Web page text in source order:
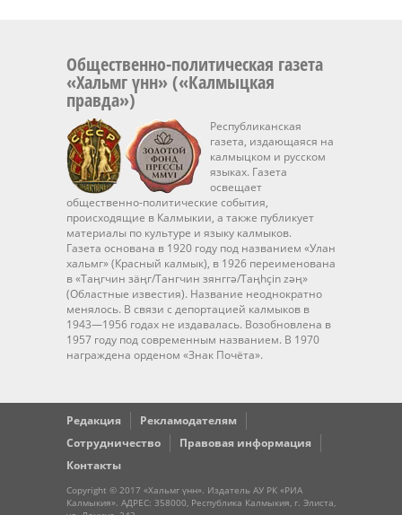
Общественно-политическая газета
«Хальмг үнн» («Калмыцкая
правда»)
Республиканская
газета, издающаяся на
калмыцком и русском
языках. Газета
освещает
общественно-политические события,
происходящие в Калмыкии, а также публикует
материалы по культуре и языку калмыков.
Газета основана в 1920 году под названием «Улан
хальмг» (Красный калмык), в 1926 переименована
в «Таңгчин зäңг/Тангчин зянггә/Taңhçin zәң»
(Областные известия). Название неоднократно
менялось. В связи с депортацией калмыков в
1943—1956 годах не издавалась. Возобновлена в
1957 году под современным названием. В 1970
награждена орденом «Знак Почёта».
Редакция
Рекламодателям
Сотрудничество
Правовая информация
Контакты
Copyright © 2017 «Хальмг үнн». Издатель АУ РК «РИА
Калмыкия». АДРЕС: 358000, Республика Калмыкия, г. Элиста,